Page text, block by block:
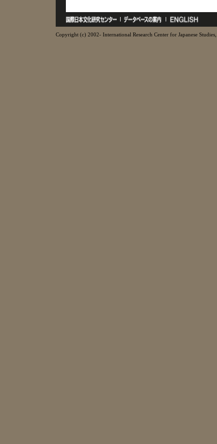
Copyright (c) 2002- International Research Center for Japanese